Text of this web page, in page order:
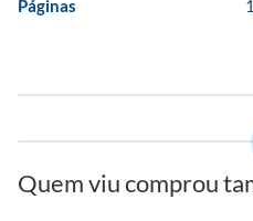
Páginas
Quem viu comprou